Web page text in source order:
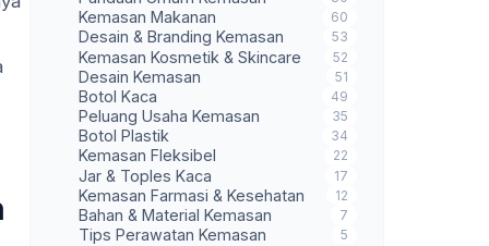
Kemasan Makanan 60
Desain & Branding Kemasan 53
Kemasan Kosmetik & Skincare 52
Desain Kemasan 51
Botol Kaca 49
Peluang Usaha Kemasan 35
Botol Plastik 34
Kemasan Fleksibel 22
Jar & Toples Kaca 17
Kemasan Farmasi & Kesehatan 12
Bahan & Material Kemasan 7
Tips Perawatan Kemasan 5